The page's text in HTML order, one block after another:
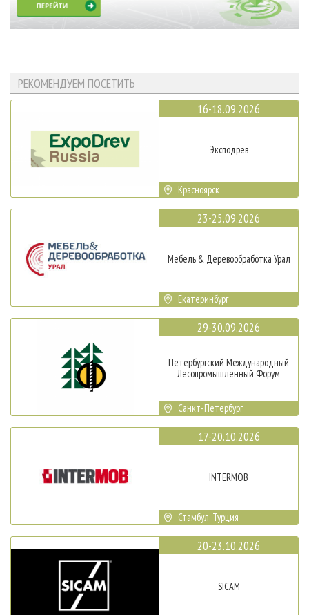
РЕКОМЕНДУЕМ ПОСЕТИТЬ
16-18.09.2026
Эксподрев
Красноярск
23-25.09.2026
Мебель & Деревообработка Урал
Екатеринбург
29-30.09.2026
Петербургский Международный
Лесопромышленный Форум
Санкт-Петербург
17-20.10.2026
INTERMOB
Стамбул, Турция
20-23.10.2026
SICAM